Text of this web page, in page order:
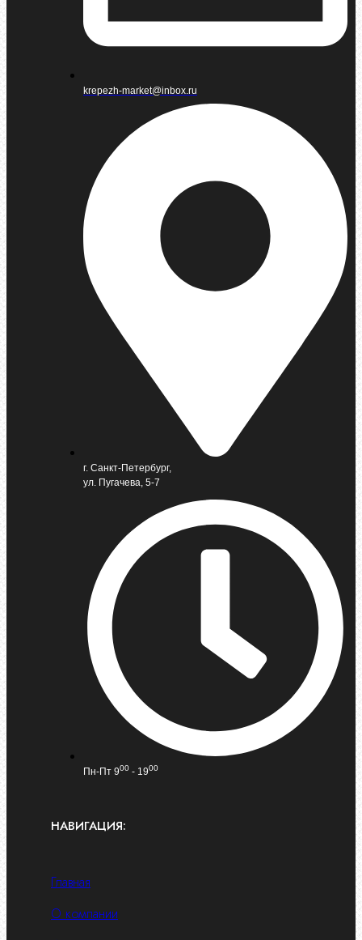
krepezh-market@inbox.ru
г. Санкт-Петербург,
ул. Пугачева, 5-7
Пн-Пт 900 - 1900
НАВИГАЦИЯ:
Главная
О компании